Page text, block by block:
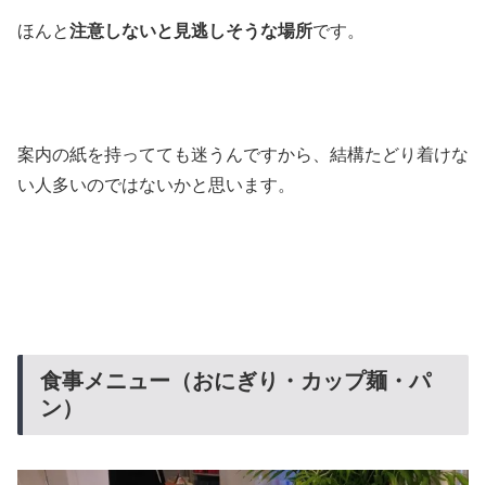
ほんと注意しないと見逃しそうな場所です。
案内の紙を持ってても迷うんですから、結構たどり着けな
い人多いのではないかと思います。
食事メニュー（おにぎり・カップ麺・パ
ン）